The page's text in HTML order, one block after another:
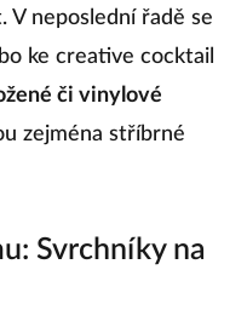
V neposlední řadě se
ke creative cocktail
či vinylové
zejména stříbrné
Svrchníky na